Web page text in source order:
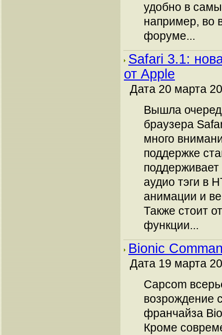
удобно в
например, во
форуме...
Safari 3.1:
от Apple
Дата 20 марта
Вышла
браузера
много
поддержке
аудио тэги в
анимации и
Также стоит
функции...
Bionic
Дата 19 марта
Capcom
возрождение
франчайза
Кроме